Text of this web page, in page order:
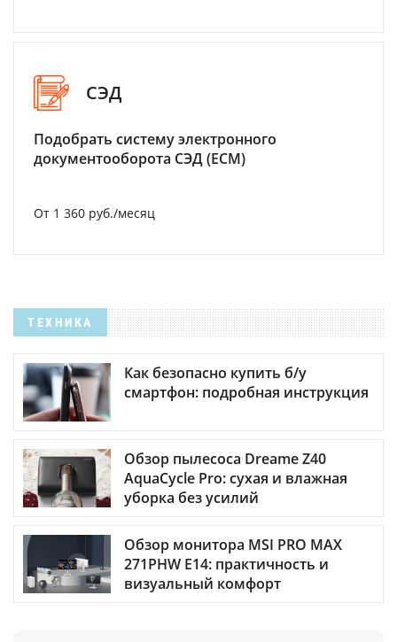
СЭД
Подобрать систему электронного
документооборота СЭД (ECM)
От 1 360 руб./месяц
ТЕХНИКА
Как безопасно купить б/у
смартфон: подробная инструкция
Обзор пылесоса Dreame Z40
AquaCycle Pro: сухая и влажная
уборка без усилий
Обзор монитора MSI PRO MAX
271PHW E14: практичность и
визуальный комфорт